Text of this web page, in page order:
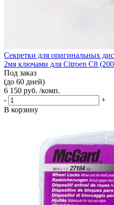
Секретки для оригинальных
2мя ключами для Citroen C8
Под заказ
(до 60 дней)
6 150 руб. /комп.
-
+
В корзину